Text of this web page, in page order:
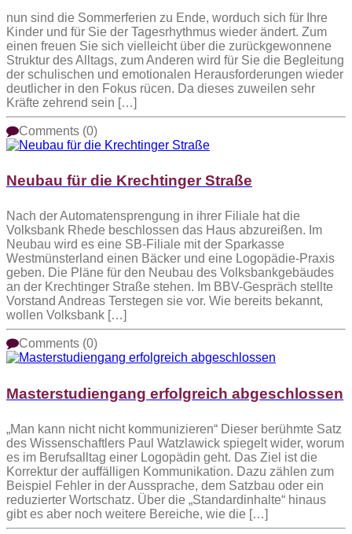
nun sind die Sommerferien zu Ende, worduch sich für Ihre
Kinder und für Sie der Tagesrhythmus wieder ändert. Zum
einen freuen Sie sich vielleicht über die zurückgewonnene
Struktur des Alltags, zum Anderen wird für Sie die Begleitung
der schulischen und emotionalen Herausforderungen wieder
deutlicher in den Fokus rücen. Da dieses zuweilen sehr
Kräfte zehrend sein […]
Comments (0)
Neubau für die Krechtinger Straße
Nach der Automatensprengung in ihrer Filiale hat die
Volksbank Rhede beschlossen das Haus abzureißen. Im
Neubau wird es eine SB-Filiale mit der Sparkasse
Westmünsterland einen Bäcker und eine Logopädie-Praxis
geben. Die Pläne für den Neubau des Volksbankgebäudes
an der Krechtinger Straße stehen. Im BBV-Gespräch stellte
Vorstand Andreas Terstegen sie vor. Wie bereits bekannt,
wollen Volksbank […]
Comments (0)
Masterstudiengang erfolgreich abgeschlossen
„Man kann nicht nicht kommunizieren“ Dieser berühmte Satz
des Wissenschaftlers Paul Watzlawick spiegelt wider, worum
es im Berufsalltag einer Logopädin geht. Das Ziel ist die
Korrektur der auffälligen Kommunikation. Dazu zählen zum
Beispiel Fehler in der Aussprache, dem Satzbau oder ein
reduzierter Wortschatz. Über die „Standardinhalte“ hinaus
gibt es aber noch weitere Bereiche, wie die […]